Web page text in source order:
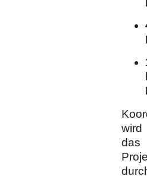
wird
das